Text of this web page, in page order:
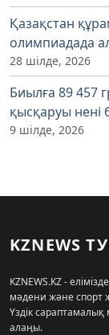
Қазақстан
олимпиадада
28 шілде, 2026
Биылға 89 457
қысқаруы нені
9 шілде, 2026
KZNEWS
KZNEWS.KZ -
мәдени және спорт
Үздік
алаңы.